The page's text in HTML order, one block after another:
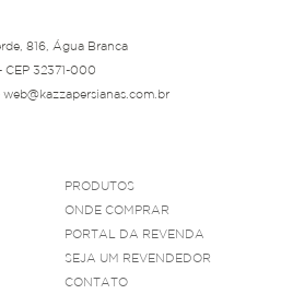
816, Água Branca
32371-000
web@kazzapersianas.com.br
PRODUTOS
ONDE COMPRAR
PORTAL DA REVENDA
SEJA UM REVENDEDOR
CONTATO